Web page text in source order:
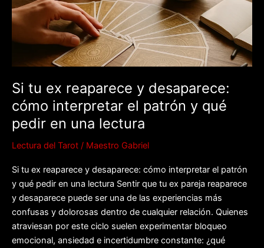
Si tu ex reaparece y desaparece:
cómo interpretar el patrón y qué
pedir en una lectura
Lectura del Tarot / Maestro Gabriel
Si tu ex reaparece y desaparece: cómo interpretar el patrón
y qué pedir en una lectura Sentir que tu ex pareja reaparece
y desaparece puede ser una de las experiencias más
confusas y dolorosas dentro de cualquier relación. Quienes
atraviesan por este ciclo suelen experimentar bloqueo
emocional, ansiedad e incertidumbre constante: ¿qué
desaparece:
cómo
interpretar
patrón
qué
pedir
en
una
lectura